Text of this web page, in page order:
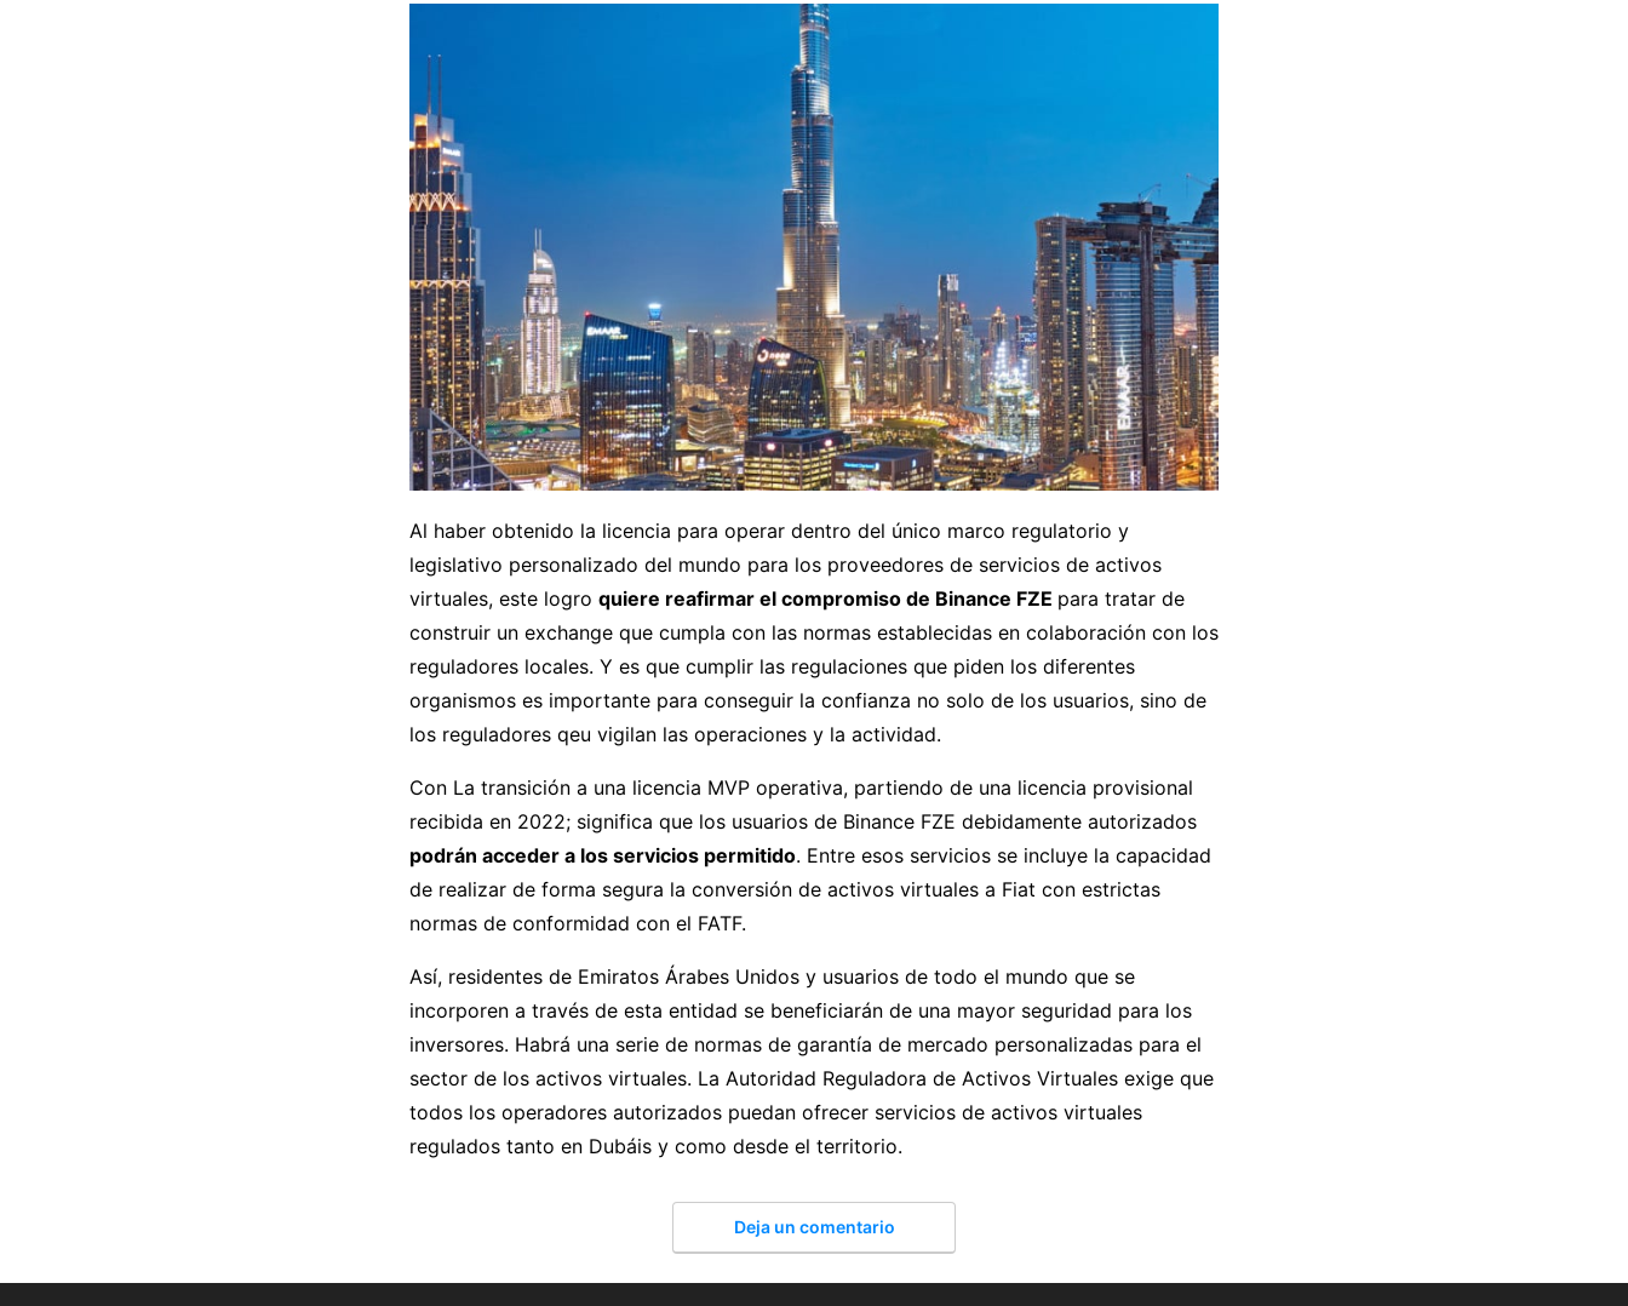
Al haber obtenido la licencia para operar dentro del único marco regulatorio y
legislativo personalizado del mundo para los proveedores de servicios de activos
virtuales, este logro quiere reafirmar el compromiso de Binance FZE para tratar de
construir un exchange que cumpla con las normas establecidas en colaboración con los
reguladores locales. Y es que cumplir las regulaciones que piden los diferentes
organismos es importante para conseguir la confianza no solo de los usuarios, sino de
los reguladores qeu vigilan las operaciones y la actividad.
Con La transición a una licencia MVP operativa, partiendo de una licencia provisional
recibida en 2022; significa que los usuarios de Binance FZE debidamente autorizados
podrán acceder a los servicios permitido. Entre esos servicios se incluye la capacidad
de realizar de forma segura la conversión de activos virtuales a Fiat con estrictas
normas de conformidad con el FATF.
Así, residentes de Emiratos Árabes Unidos y usuarios de todo el mundo que se
incorporen a través de esta entidad se beneficiarán de una mayor seguridad para los
inversores. Habrá una serie de normas de garantía de mercado personalizadas para el
sector de los activos virtuales. La Autoridad Reguladora de Activos Virtuales exige que
todos los operadores autorizados puedan ofrecer servicios de activos virtuales
regulados tanto en Dubáis y como desde el territorio.
Deja un comentario